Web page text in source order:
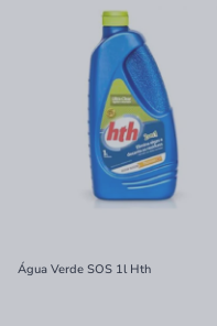
Água Verde SOS 1l Hth